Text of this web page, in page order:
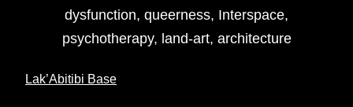
dysfunction, queerness, Interspace,
psychotherapy, land-art, architecture
Lak’Abitibi Base